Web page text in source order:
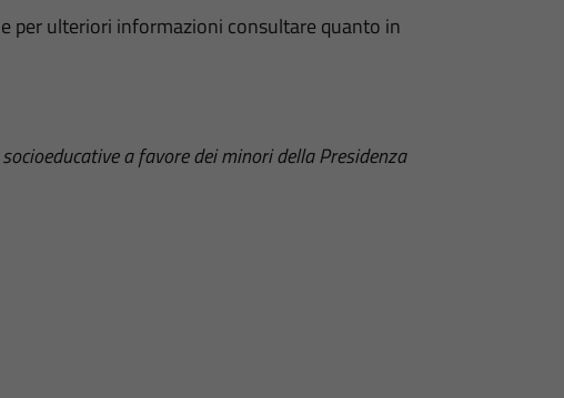
per ulteriori informazioni consultare quanto in
a favore dei minori della Presidenza